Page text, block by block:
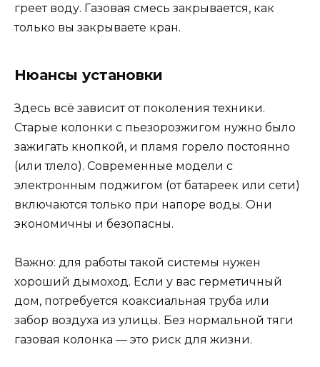
греет воду. Газовая смесь закрывается, как
только вы закрываете кран.
Нюансы установки
Здесь всё зависит от поколения техники.
Старые колонки с пьезорозжигом нужно было
зажигать кнопкой, и пламя горело постоянно
(или тлело). Современные модели с
электронным поджигом (от батареек или сети)
включаются только при напоре воды. Они
экономичны и безопасны.
Важно: для работы такой системы нужен
хороший дымоход. Если у вас герметичный
дом, потребуется коаксиальная труба или
забор воздуха из улицы. Без нормальной тяги
газовая колонка — это риск для жизни.